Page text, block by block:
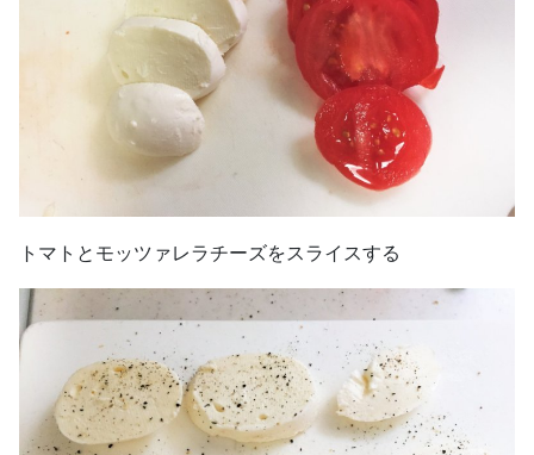
トマトとモッツァレラチーズをスライスする